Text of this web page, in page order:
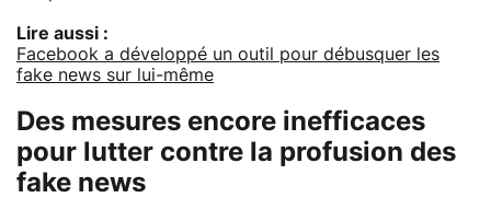
Lire aussi :
Facebook a développé un outil pour débusquer les
fake news sur lui-même
Des mesures encore inefficaces
pour lutter contre la profusion des
fake news